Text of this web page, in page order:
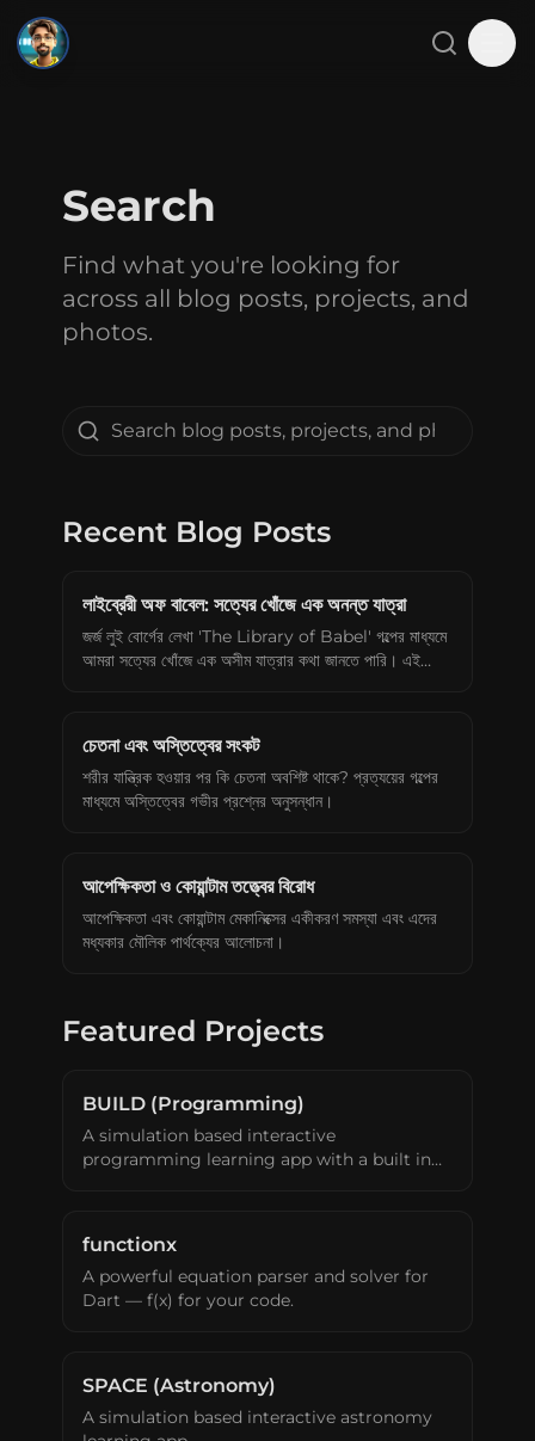
Search
About
Projects
Blog
Contact
Connect with me
GitHub Twitter
Search
Find what you're looking for
across all blog posts, projects, and
photos.
Recent Blog Posts
লাইব্রেরী অফ বাবেল: সত্যের খোঁজে এক অনন্ত যাত্রা
জর্জ লুই বোর্গের লেখা 'The Library of Babel' গল্পের মাধ্যমে
আমরা সত্যের খোঁজে এক অসীম যাত্রার কথা জানতে পারি। এই
বাস্তবতা, তথ্যের প্রাচুর্য এবং জীবনের উদ্দেশ্য নিয়ে ভাবতে বাধ্য
করে।
চেতনা এবং অস্তিত্বের সংকট
শরীর যান্ত্রিক হওয়ার পর কি চেতনা অবশিষ্ট থাকে? প্রত্যয়ের গল্পের
মাধ্যমে অস্তিত্বের গভীর প্রশ্নের অনুসন্ধান।
আপেক্ষিকতা ও কোয়ান্টাম তত্ত্বের বিরোধ
আপেক্ষিকতা এবং কোয়ান্টাম মেকানিক্সের একীকরণ সমস্যা এবং এদের
মধ্যকার মৌলিক পার্থক্যের আলোচনা।
Featured Projects
BUILD (Programming)
A simulation based interactive
programming learning app with a built in
functionx
A powerful equation parser and solver for
Dart — f(x) for your code.
SPACE (Astronomy)
A simulation based interactive astronomy